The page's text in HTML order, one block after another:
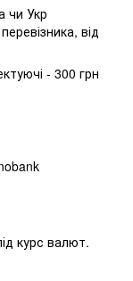
чи Укр
від
- 300 грн
курс валют.